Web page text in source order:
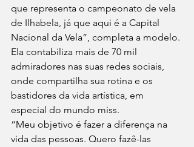
que representa o campeonato de vela
de Ilhabela, já que aqui é a Capital
Nacional da Vela”, completa a modelo.
Ela contabiliza mais de 70 mil
admiradores nas suas redes sociais,
onde compartilha sua rotina e os
bastidores da vida artística, em
especial do mundo miss.
“Meu objetivo é fazer a diferença na
vida das pessoas. Quero fazê-las